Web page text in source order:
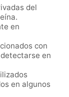
del
en
con
en
en algunos